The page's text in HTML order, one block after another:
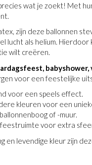
wat je zoekt! Met
zijn deze ballonnen
lucht als helium.
wilt creëren.
voor een feestelijke
voor een speels effect.
kleuren voor een
of -muur.
voor extra
en levendige kleur zijn